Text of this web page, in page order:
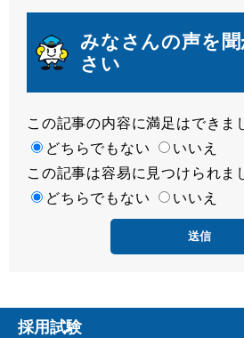
みなさんの声を
さい
満
足
度
この記事の内容に満足はでき
どちらでもない
いいえ
容
易
この記事は容易に見つけられ
どちらでもない
いいえ
採用試験